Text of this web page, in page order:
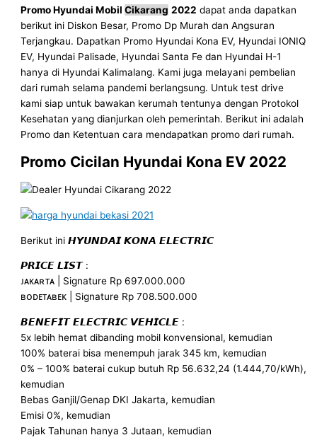
Promo Hyundai Mobil Cikarang 2022 dapat anda dapatkan
berikut ini Diskon Besar, Promo Dp Murah dan Angsuran
Terjangkau. Dapatkan Promo Hyundai Kona EV, Hyundai IONIQ
EV, Hyundai Palisade, Hyundai Santa Fe dan Hyundai H-1
hanya di Hyundai Kalimalang. Kami juga melayani pembelian
dari rumah selama pandemi berlangsung. Untuk test drive
kami siap untuk bawakan kerumah tentunya dengan Protokol
Kesehatan yang dianjurkan oleh pemerintah. Berikut ini adalah
Promo dan Ketentuan cara mendapatkan promo dari rumah.
Promo Cicilan Hyundai Kona EV 2022
Berikut ini 𝙃𝙔𝙐𝙉𝘿𝘼𝙄 𝙆𝙊𝙉𝘼 𝙀𝙇𝙀𝘾𝙏𝙍𝙄𝘾
𝙋𝙍𝙄𝘾𝙀 𝙇𝙄𝙎𝙏 :
ᴊᴀᴋᴀʀᴛᴀ | Signature Rp 697.000.000
ʙᴏᴅᴇᴛᴀʙᴇᴋ | Signature Rp 708.500.000
𝘽𝙀𝙉𝙀𝙁𝙄𝙏 𝙀𝙇𝙀𝘾𝙏𝙍𝙄𝘾 𝙑𝙀𝙃𝙄𝘾𝙇𝙀 :
5x lebih hemat dibanding mobil konvensional, kemudian
100% baterai bisa menempuh jarak 345 km, kemudian
0% – 100% baterai cukup butuh Rp 56.632,24 (1.444,70/kWh),
kemudian
Bebas Ganjil/Genap DKI Jakarta, kemudian
Emisi 0%, kemudian
Pajak Tahunan hanya 3 Jutaan, kemudian